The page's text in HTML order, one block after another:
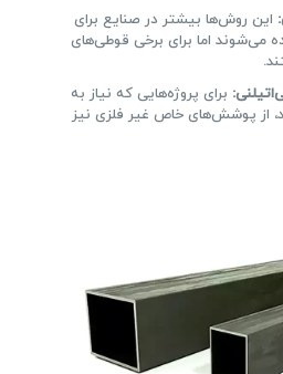
این روش‌ها بیشتر در صنایع برای
می‌شوند اما برای برخی قوطی‌های
برای پروژه‌هایی که نیاز به
از پوشش‌های خاص غیر فلزی نیز